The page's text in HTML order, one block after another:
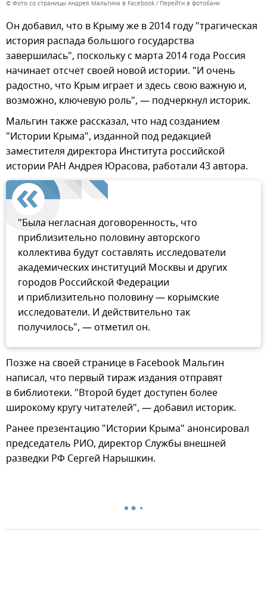
© Фото со страницы Андрея Мальгина в Facebook Перейти в фотобанк
Он добавил, что в Крыму же в 2014 году "трагическая
история распада большого государства
завершилась", поскольку с марта 2014 года Россия
начинает отсчет своей новой истории. "И очень
радостно, что Крым играет и здесь свою важную и,
возможно, ключевую роль", — подчеркнул историк.
Мальгин также рассказал, что над созданием
"Истории Крыма", изданной под редакцией
заместителя директора Института российской
истории РАН Андрея Юрасова, работали 43 автора.
"Была негласная договоренность, что
приблизительно половину авторского
коллектива будут составлять исследователи
академических институций Москвы и других
городов Российской Федерации
и приблизительно половину — корымские
исследователи. И действительно так
получилось", — отметил он.
Позже на своей странице в Facebook Мальгин
написал, что первый тираж издания отправят
в библиотеки. "Второй будет доступен более
широкому кругу читателей", — добавил историк.
Ранее презентацию "Истории Крыма" анонсировал
председатель РИО, директор Службы внешней
разведки РФ Сергей Нарышкин.